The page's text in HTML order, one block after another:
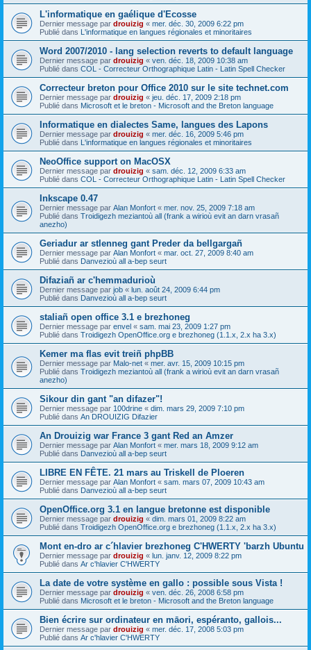
L'informatique en gaélique d'Ecosse
Dernier message par drouizig « mer. déc. 30, 2009 6:22 pm
Publié dans L'informatique en langues régionales et minoritaires
Word 2007/2010 - lang selection reverts to default language
Dernier message par drouizig « ven. déc. 18, 2009 10:38 am
Publié dans COL - Correcteur Orthographique Latin - Latin Spell Checker
Correcteur breton pour Office 2010 sur le site technet.com
Dernier message par drouizig « jeu. déc. 17, 2009 2:18 pm
Publié dans Microsoft et le breton - Microsoft and the Breton language
Informatique en dialectes Same, langues des Lapons
Dernier message par drouizig « mer. déc. 16, 2009 5:46 pm
Publié dans L'informatique en langues régionales et minoritaires
NeoOffice support on MacOSX
Dernier message par drouizig « sam. déc. 12, 2009 6:33 am
Publié dans COL - Correcteur Orthographique Latin - Latin Spell Checker
Inkscape 0.47
Dernier message par Alan Monfort « mer. nov. 25, 2009 7:18 am
Publié dans Troidigezh meziantoù all (frank a wirioù evit an darn vrasañ
anezho)
Geriadur ar stlenneg gant Preder da bellgargañ
Dernier message par Alan Monfort « mar. oct. 27, 2009 8:40 am
Publié dans Danvezioù all a-bep seurt
Difaziañ ar c'hemmadurioù
Dernier message par job « lun. août 24, 2009 6:44 pm
Publié dans Danvezioù all a-bep seurt
staliañ open office 3.1 e brezhoneg
Dernier message par envel « sam. mai 23, 2009 1:27 pm
Publié dans Troidigezh OpenOffice.org e brezhoneg (1.1.x, 2.x ha 3.x)
Kemer ma flas evit treiñ phpBB
Dernier message par Malo-net « mer. avr. 15, 2009 10:15 pm
Publié dans Troidigezh meziantoù all (frank a wirioù evit an darn vrasañ
anezho)
Sikour din gant "an difazer"!
Dernier message par 100drine « dim. mars 29, 2009 7:10 pm
Publié dans An DROUIZIG Difazier
An Drouizig war France 3 gant Red an Amzer
Dernier message par Alan Monfort « mer. mars 18, 2009 9:12 am
Publié dans Danvezioù all a-bep seurt
LIBRE EN FÊTE. 21 mars au Triskell de Ploeren
Dernier message par Alan Monfort « sam. mars 07, 2009 10:43 am
Publié dans Danvezioù all a-bep seurt
OpenOffice.org 3.1 en langue bretonne est disponible
Dernier message par drouizig « dim. mars 01, 2009 8:22 am
Publié dans Troidigezh OpenOffice.org e brezhoneg (1.1.x, 2.x ha 3.x)
Mont en-dro ar c´hlavier brezhoneg C'HWERTY 'barzh Ubuntu
Dernier message par drouizig « lun. janv. 12, 2009 8:22 pm
Publié dans Ar c'hlavier C'HWERTY
La date de votre système en gallo : possible sous Vista !
Dernier message par drouizig « ven. déc. 26, 2008 6:58 pm
Publié dans Microsoft et le breton - Microsoft and the Breton language
Bien écrire sur ordinateur en māori, espéranto, gallois...
Dernier message par drouizig « mer. déc. 17, 2008 5:03 pm
Publié dans Ar c'hlavier C'HWERTY